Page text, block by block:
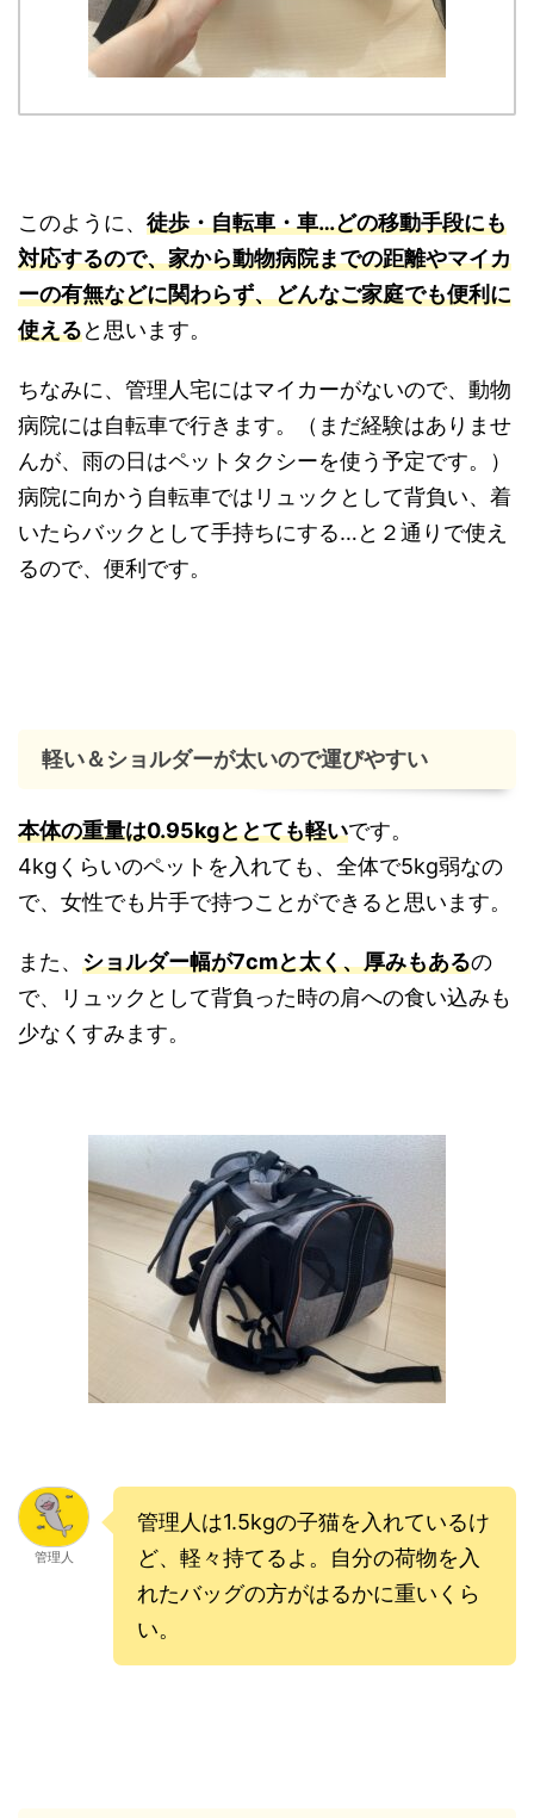
このように、 徒歩・自転車・車…どの移動手段にも
対応するので、家から動物病院までの距離やマイカ
ーの有無などに関わらず、どんなご家庭でも便利に
使えると思います。
ちなみに、管理人宅にはマイカーがないので、動物
病院には自転車で行きます。（まだ経験はありませ
んが、雨の日はペットタクシーを使う予定です。）
病院に向かう自転車ではリュックとして背負い、着
いたらバックとして手持ちにする…と２通りで使え
るので、便利です。
軽い＆ショルダーが太いので運びやすい
本体の重量は0.95kgととても軽いです。
4kgくらいのペットを入れても、全体で5kg弱なの
で、女性でも片手で持つことができると思います。
また、 ショルダー幅が7cmと太く、厚みもあるの
で、リュックとして背負った時の肩への食い込みも
少なくすみます。
管理人
管理人は1.5kgの子猫を入れているけ
ど、軽々持てるよ。自分の荷物を入
れたバッグの方がはるかに重いくら
い。